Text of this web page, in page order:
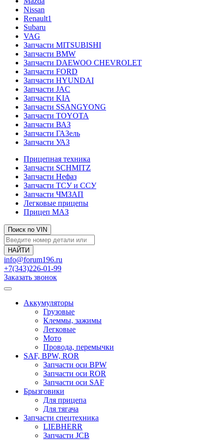
Nissan
Renault1
Subaru
VAG
Запчасти MITSUBISHI
Запчасти BMW
Запчасти DAEWOO CHEVROLET
Запчасти FORD
Запчасти HYUNDAI
Запчасти JAC
Запчасти KIA
Запчасти SSANGYONG
Запчасти TOYOTA
Запчасти ВАЗ
Запчасти ГАЗель
Запчасти УАЗ
Прицепная техника
Запчасти SCHMITZ
Запчасти Нефаз
Запчасти ТСУ и ССУ
Запчасти ЧМЗАП
Легковые прицепы
Прицеп МАЗ
Поиск по VIN
info@forum196.ru
+7(343)226-01-99
Заказать звонок
Аккумуляторы
Грузовые
Клеммы, зажимы
Легковые
Мото
Провода, перемычки
SAF, BPW, ROR
Запчасти оси BPW
Запчасти оси ROR
Запчасти оси SAF
Брызговики
Для прицепа
Для тягача
Запчасти спецтехника
LIEBHERR
Запчасти JCB